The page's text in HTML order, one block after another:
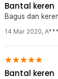
Bantal keren
Bagus dan
14 Mar 2020,
Bantal keren